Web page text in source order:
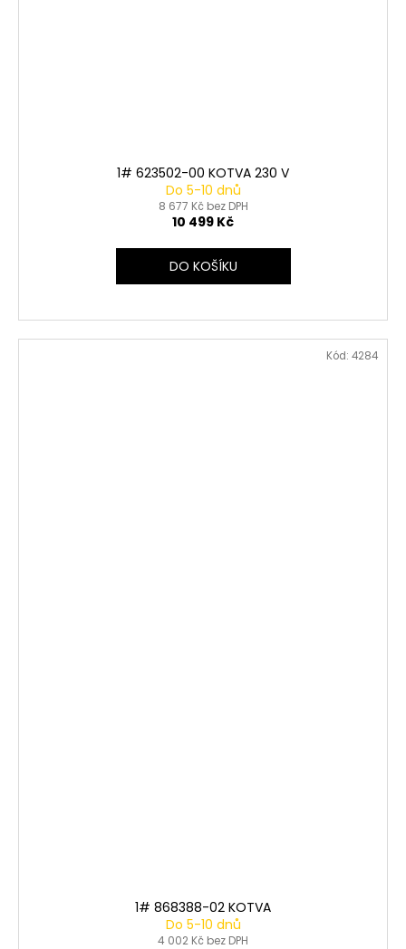
1# 623502-00 KOTVA 230 V
Do 5-10 dnů
8 677 Kč bez DPH
10 499 Kč
DO KOŠÍKU
1# 868388-02 KOTVA
Do 5-10 dnů
4 002 Kč bez DPH
Kód: 4284